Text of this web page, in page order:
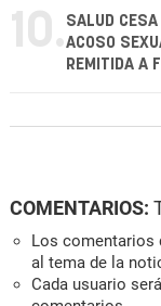
10. SALUD CESA
ACOSO
REMITIDA A
COMENTARIOS:
Los comentarios
al tema de la
Cada usuario